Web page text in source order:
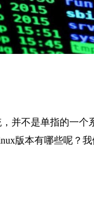
并不是单指的一个
版本有哪些呢？